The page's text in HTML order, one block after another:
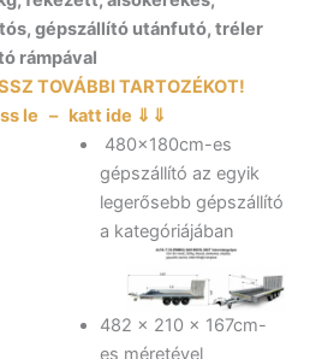
gépszállító utánfutó, tréler
rámpával
TOVÁBBI TARTOZÉKOT!
le – katt ide ⇓⇓
480×180cm-es
gépszállító az egyik
legerősebb gépszállító
a kategóriájában
482 x 210 x 167cm-
es méretével